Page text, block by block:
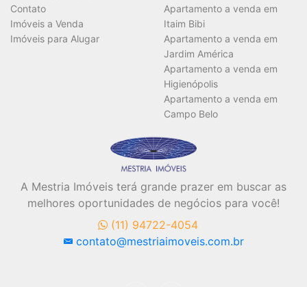
Contato
Imóveis a Venda
Imóveis para Alugar
Apartamento a venda em
Itaim Bibi
Apartamento a venda em
Jardim América
Apartamento a venda em
Higienópolis
Apartamento a venda em
Campo Belo
A Mestria Imóveis terá grande prazer em buscar as
melhores oportunidades de negócios para você!
(11) 94722-4054
contato@mestriaimoveis.com.br